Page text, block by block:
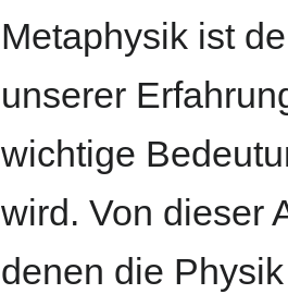
Navigation
Suche
Metaphysik ist
unserer
wichtige
wird. Von dieser
denen die